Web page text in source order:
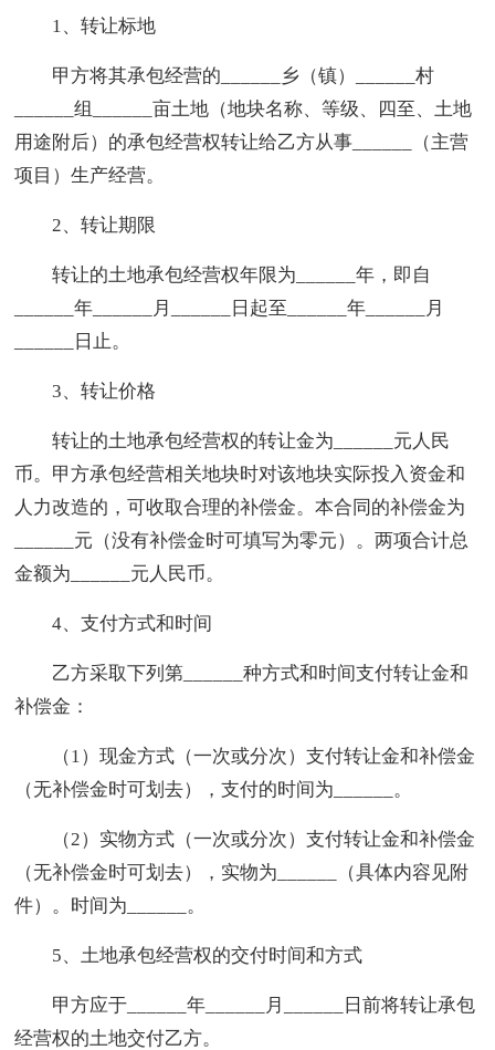
1、转让标地
甲方将其承包经营的______乡（镇）______村
______组______亩土地（地块名称、等级、四至、土地
用途附后）的承包经营权转让给乙方从事______（主营
项目）生产经营。
2、转让期限
转让的土地承包经营权年限为______年，即自
______年______月______日起至______年______月
______日止。
3、转让价格
转让的土地承包经营权的转让金为______元人民
币。甲方承包经营相关地块时对该地块实际投入资金和
人力改造的，可收取合理的补偿金。本合同的补偿金为
______元（没有补偿金时可填写为零元）。两项合计总
金额为______元人民币。
4、支付方式和时间
乙方采取下列第______种方式和时间支付转让金和
补偿金：
（1）现金方式（一次或分次）支付转让金和补偿金
（无补偿金时可划去），支付的时间为______。
（2）实物方式（一次或分次）支付转让金和补偿金
（无补偿金时可划去），实物为______（具体内容见附
件）。时间为______。
5、土地承包经营权的交付时间和方式
甲方应于______年______月______日前将转让承包
经营权的土地交付乙方。